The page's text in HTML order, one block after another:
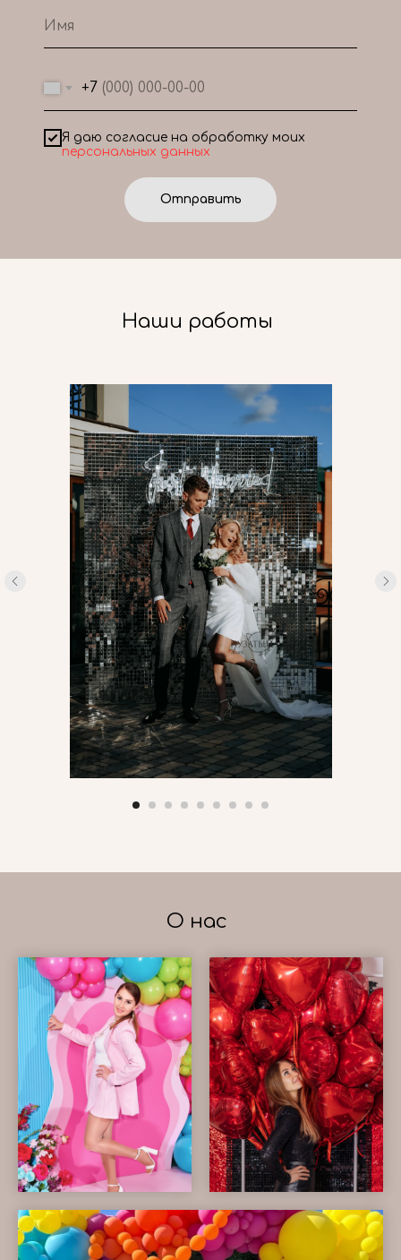
+7
Я даю согласие на обработку моих
персональных данных
Отправить
Наши работы
О нас